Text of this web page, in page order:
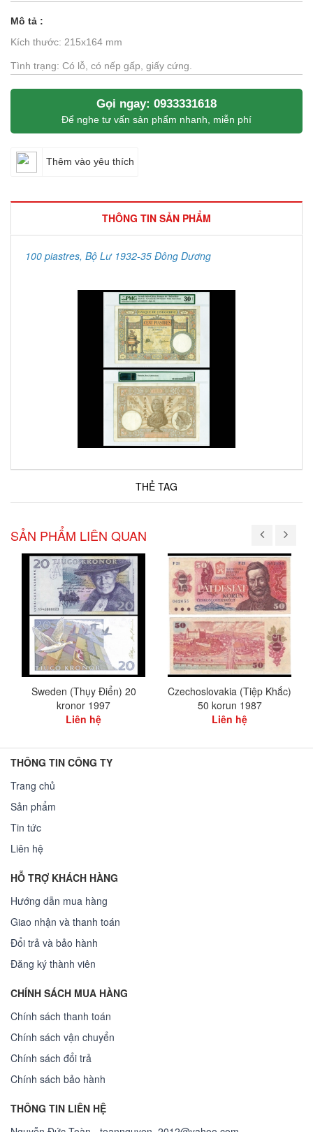
Mô tả :
Kích thước: 215x164 mm
Tình trạng: Có lỗ, có nếp gấp, giấy cứng.
Gọi ngay: 0933331618
Để nghe tư vấn sản phẩm nhanh, miễn phí
Thêm vào yêu thích
THÔNG TIN SẢN PHẨM
100 piastres, Bộ Lư 1932-35 Đông Dương
THẺ TAG
SẢN PHẨM LIÊN QUAN
Sweden (Thụy Điển) 20
kronor 1997
Liên hệ
Czechoslovakia (Tiệp Khắc)
50 korun 1987
Liên hệ
THÔNG TIN CÔNG TY
Trang chủ
Sản phẩm
Tin tức
Liên hệ
HỖ TRỢ KHÁCH HÀNG
Hướng dẫn mua hàng
Giao nhận và thanh toán
Đổi trả và bảo hành
Đăng ký thành viên
CHÍNH SÁCH MUA HÀNG
Chính sách thanh toán
Chính sách vận chuyển
Chính sách đổi trả
Chính sách bảo hành
THÔNG TIN LIÊN HỆ